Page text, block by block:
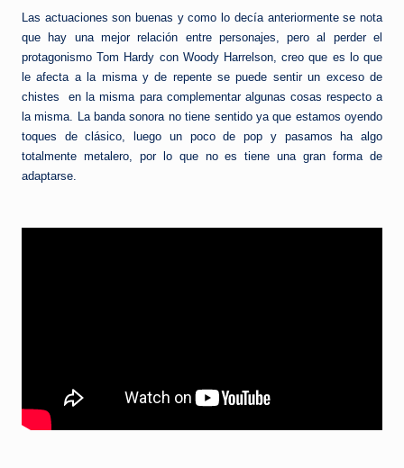
Las actuaciones son buenas y como lo decía anteriormente se nota
que hay una mejor relación entre personajes, pero al perder el
protagonismo Tom Hardy con Woody Harrelson, creo que es lo que
le afecta a la misma y de repente se puede sentir un exceso de
chistes en la misma para complementar algunas cosas respecto a
la misma. La banda sonora no tiene sentido ya que estamos oyendo
toques de clásico, luego un poco de pop y pasamos ha algo
totalmente metalero, por lo que no es tiene una gran forma de
adaptarse.